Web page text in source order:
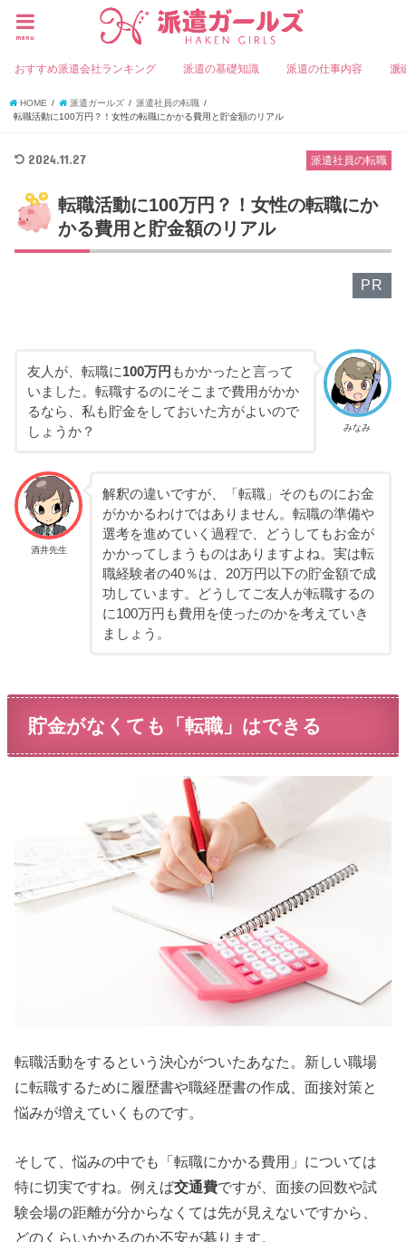
menu
おすすめ派遣会社ランキング 派遣の基礎知識 派遣の仕事内容 派
HOME 派遣ガールズ
派遣社員の転職
転職活動に100万円？！女性の転職にかかる費用と貯金額のリアル
派遣社員の転職
2024.11.27
転職活動に100万円？！女性の転職にか
かる費用と貯金額のリアル
PR
みなみ
友人が、転職に100万円 もかかったと言って
いました。転職するのにそこまで費用がかか
るなら、私も貯金をしておいた方がよいので
しょうか？
酒井先生
解釈の違いですが、「転職」そのものにお金
がかかるわけではありません。転職の準備や
選考を進めていく過程で、どうしてもお金が
かかってしまうものはありますよね。実は転
職経験者の40％は、20万円以下の貯金額で成
功しています。どうしてご友人が転職するの
に100万円も費用を使ったのかを考えていき
ましょう。
貯金がなくても「転職」はできる
転職活動をするという決心がついたあなた。新しい職場
に転職するために履歴書や職経歴書の作成、面接対策と
悩みが増えていくものです。
そして、悩みの中でも「転職にかかる費用」については
特に切実ですね。例えば交通費ですが、面接の回数や試
験会場の距離が分からなくては先が見えないですから、
どのくらいかかるのか不安が募ります。